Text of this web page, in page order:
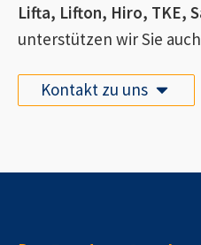
Lifta, Lifton, Hiro, TKE,
unterstützen wir Sie auch
Kontakt zu uns